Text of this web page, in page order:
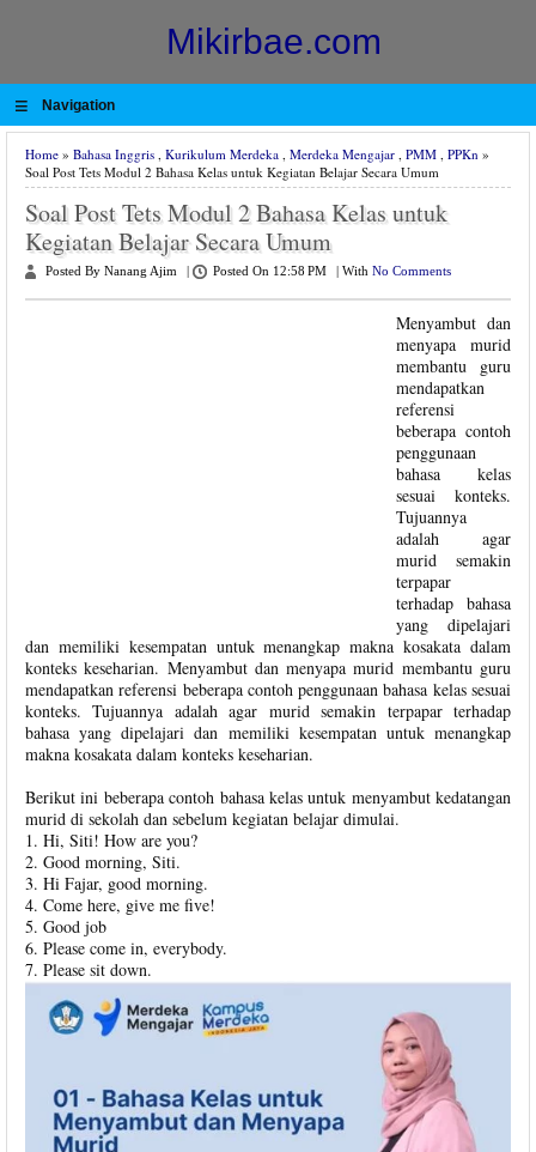
Mikirbae.com
≡ Navigation
Home » Bahasa Inggris , Kurikulum Merdeka , Merdeka Mengajar , PMM , PPKn »
Soal Post Tets Modul 2 Bahasa Kelas untuk Kegiatan Belajar Secara Umum
Soal Post Tets Modul 2 Bahasa Kelas untuk
Kegiatan Belajar Secara Umum
Posted By Nanang Ajim Posted On 12:58 PM With No Comments
Menyambut dan
menyapa murid
membantu guru
mendapatkan
referensi
beberapa contoh
penggunaan
bahasa kelas
sesuai konteks.
Tujuannya
adalah agar
murid semakin
terpapar
terhadap bahasa
yang dipelajari
dan memiliki kesempatan untuk menangkap makna kosakata dalam
konteks keseharian. Menyambut dan menyapa murid membantu guru
mendapatkan referensi beberapa contoh penggunaan bahasa kelas sesuai
konteks. Tujuannya adalah agar murid semakin terpapar terhadap
bahasa yang dipelajari dan memiliki kesempatan untuk menangkap
makna kosakata dalam konteks keseharian.
Berikut ini beberapa contoh bahasa kelas untuk menyambut kedatangan
murid di sekolah dan sebelum kegiatan belajar dimulai.
1. Hi, Siti! How are you?
2. Good morning, Siti.
3. Hi Fajar, good morning.
4. Come here, give me five!
5. Good job
6. Please come in, everybody.
7. Please sit down.